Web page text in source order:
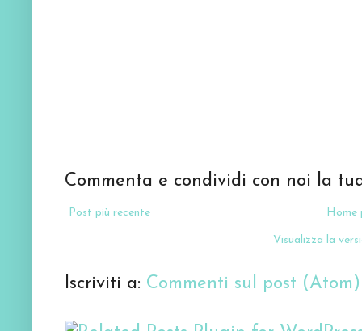
Commenta e condividi con noi la
Post più recente Home
Visualizza la
Iscriviti a: Commenti sul post (Atom)